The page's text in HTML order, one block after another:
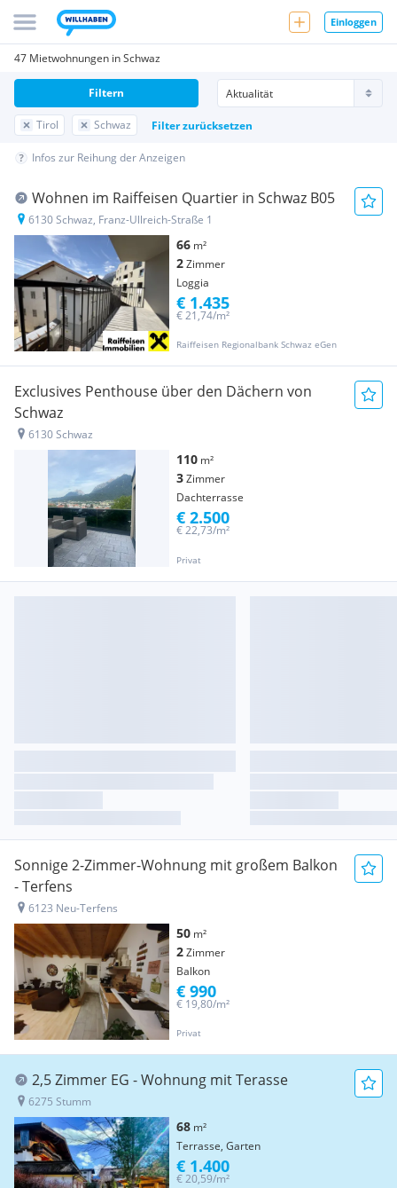
Einloggen
47 Mietwohnungen in Schwaz
Tirol Schwaz Filter zurücksetzen
Filtern
Infos zur Reihung der Anzeigen
Wohnen im Raiffeisen Quartier in Schwaz B05
6130 Schwaz, Franz-Ullreich-Straße 1
66 m²
2Zimmer
Loggia
Raiffeisen Regionalbank Schwaz eGen
€ 21,74/m²
€ 1.435
Exclusives Penthouse über den Dächern von
Schwaz
6130 Schwaz
110 m²
3Zimmer
Dachterrasse
Privat
€ 22,73/m²
€ 2.500
Sonnige 2-Zimmer-Wohnung mit großem Balkon
- Terfens
6123 Neu-Terfens
50 m²
2Zimmer
Balkon
Privat
€ 19,80/m²
€ 990
2,5 Zimmer EG - Wohnung mit Terasse
6275 Stumm
68 m²
Terrasse, Garten
€ 20,59/m²
€ 1.400